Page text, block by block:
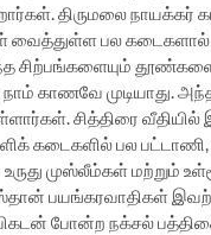
திருமலை நாயக்கர்
வைத்துள்ள பல கடைகளால்
சிற்பங்களையும்
காணவே முடியாது.
சித்திரை வீதியில்
கடைகளில் பல பட்டாணி,
முஸ்லீம்கள் மற்றும்
பயங்கரவாதிகள்
போன்ற நக்சல்